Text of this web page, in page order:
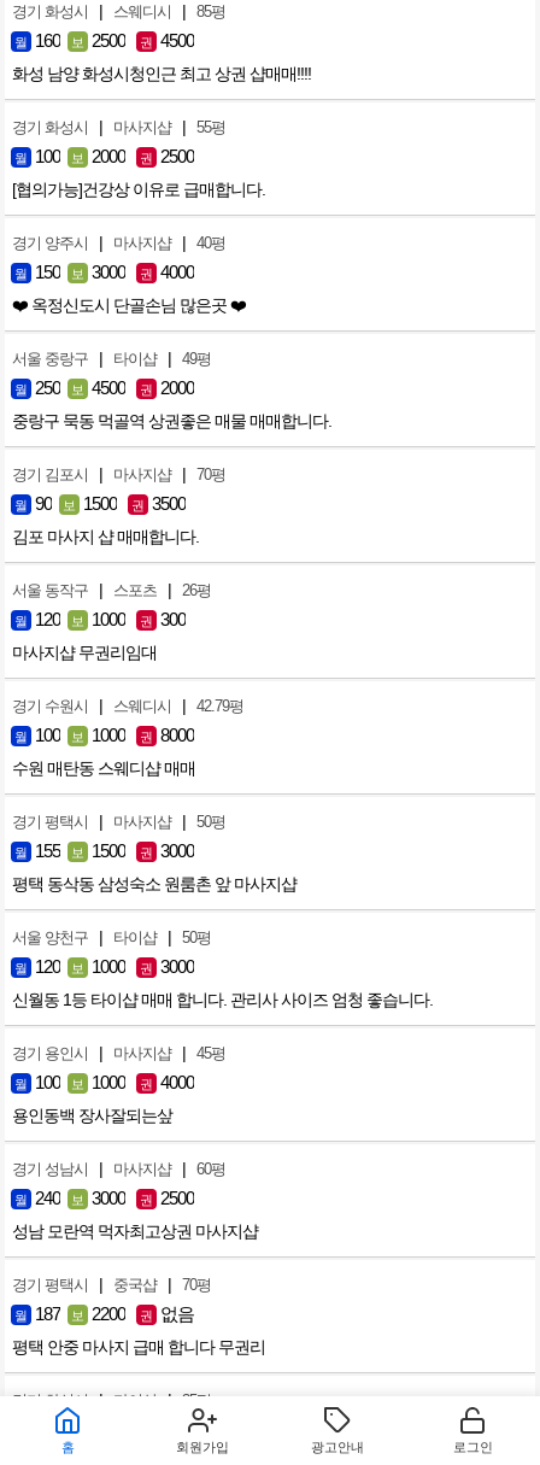
경기 화성시 | 스웨디시 | 85평
월 160 보 2500 권 4500
화성 남양 화성시청인근 최고 상권 샵매매!!!!
경기 화성시 | 마사지샵 | 55평
월 100 보 2000 권 2500
[협의가능]건강상 이유로 급매합니다.
경기 양주시 | 마사지샵 | 40평
월 150 보 3000 권 4000
❤️ 옥정신도시 단골손님 많은곳 ❤️
서울 중랑구 | 타이샵 | 49평
월 250 보 4500 권 2000
중랑구 묵동 먹골역 상권좋은 매물 매매합니다.
경기 김포시 | 마사지샵 | 70평
월 90 보 1500 권 3500
김포 마사지 샵 매매합니다.
서울 동작구 | 스포츠 | 26평
월 120 보 1000 권 300
마사지샵 무권리임대
경기 수원시 | 스웨디시 | 42.79평
월 100 보 1000 권 8000
수원 매탄동 스웨디샵 매매
경기 평택시 | 마사지샵 | 50평
월 155 보 1500 권 3000
평택 동삭동 삼성숙소 원룸촌 앞 마사지샵
서울 양천구 | 타이샵 | 50평
월 120 보 1000 권 3000
신월동 1등 타이샵 매매 합니다. 관리사 사이즈 엄청 좋습니다.
경기 용인시 | 마사지샵 | 45평
월 100 보 1000 권 4000
용인동백 장사잘되는샆
경기 성남시 | 마사지샵 | 60평
월 240 보 3000 권 2500
성남 모란역 먹자최고상권 마사지샵
경기 평택시 | 중국샵 | 70평
월 187 보 2200 권 없음
평택 안중 마사지 급매 합니다 무권리
경기 화성시 | 타이샵 | 35평
100 보 2500
홈 회원가입 광고안내 로그인